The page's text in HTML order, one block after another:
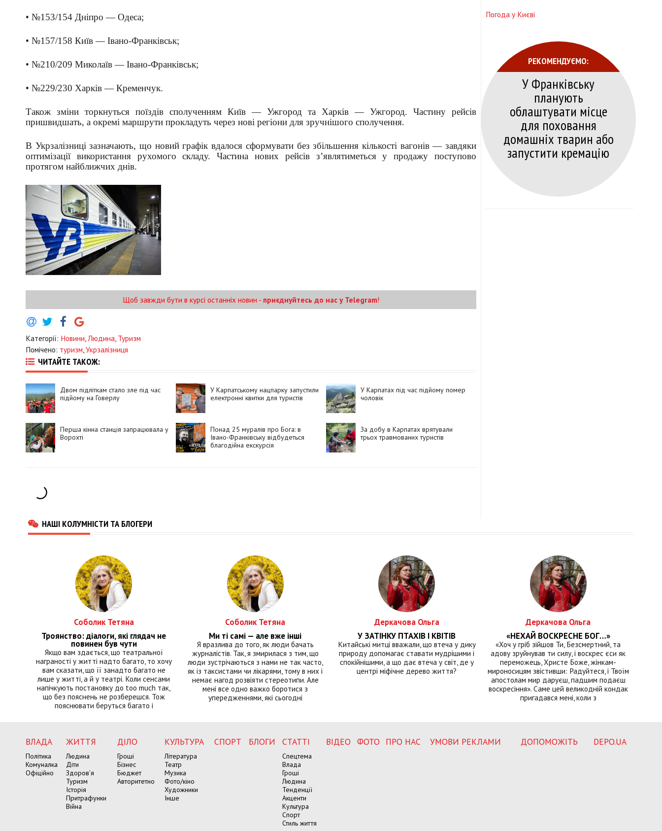
• №153/154 Дніпро — Одеса;
• №157/158 Київ — Івано-Франківськ;
• №210/209 Миколаїв — Івано-Франківськ;
• №229/230 Харків — Кременчук.
Також зміни торкнуться поїздів сполученням Київ — Ужгород та Харків — Ужгород. Частину рейсів
пришвидшать, а окремі маршрути прокладуть через нові регіони для зручнішого сполучення.
В Укрзалізниці зазначають, що новий графік вдалося сформувати без збільшення кількості вагонів — завдяки
оптимізації використання рухомого складу. Частина нових рейсів з’являтиметься у продажу поступово
протягом найближчих днів.
Щоб завжди бути в курсі останніх новин - приєднуйтесь до нас у Telegram!
Категорії: Новини,Людина, Туризм
Помічено: туризм,Укрзалізниця
ЧИТАЙТЕ ТАКОЖ:
Двом підліткам стало зле під час
підйому на Говерлу
У Карпатському нацпарку запустили
електронні квитки для туристів
У Карпатах під час підйому помер
чоловік
Перша кінна станція запрацювала у
Ворохті
Понад 25 муралів про Бога: в
Івано-Франківську відбудеться
благодійна екскурсія
За добу в Карпатах врятували
трьох травмованих туристів
Погода у Києві
РЕКОМЕНДУЄМО:
У Франківську
планують
облаштувати місце
для поховання
домашніх тварин або
запустити кремацію
НАШІ КОЛУМНІСТИ ТА БЛОГЕРИ
Соболик Тетяна
Троянство: діалоги, які глядач не
повинен був чути
Якщо вам здається, що театральної
награності у житті надто багато, то хочу
вам сказати, що її занадто багато не
лише у житті, а й у театрі. Коли сенсами
напічкують постановку до too much так,
що без пояснень не розберешся. Тож
пояснювати беруться багато і
Соболик Тетяна
Ми ті самі — але вже інші
Я вразлива до того, як люди бачать
журналістів. Так, я змирилася з тим, що
люди зустрічаються з нами не так часто,
як із таксистами чи лікарями, тому в них і
немає нагод розвіяти стереотипи. Але
мені все одно важко боротися з
упередженнями, які сьогодні
Деркачова Ольга
У ЗАТІНКУ ПТАХІВ І КВІТІВ
Китайські митці вважали, що втеча у дику
природу допомагає ставати мудрішими і
спокійнішими, а що дає втеча у світ, де у
центрі міфічне дерево життя?
Деркачова Ольга
«НЕХАЙ ВОСКРЕСНЕ БОГ…»
«Хоч у гріб зійшов Ти, Безсмертний, та
адову зруйнував ти силу, і воскрес єси як
переможець, Христе Боже, жінкам-
мироносицям звістивши: Радуйтеся, і Твоїм
апостолам мир даруєш, падшим подаєш
воскресіння». Саме цей великодній кондак
пригадався мені, коли з
ВЛАДА
Політика
Комуналка
Офіційно
ЖИТТЯ
Людина
Діти
Здоров’я
Туризм
Історія
Притрафунки
Війна
ДІЛО
Гроші
Бізнес
Бюджет
Авторитетно
КУЛЬТУРА
Література
Театр
Музика
Фото/кіно
Художники
Інше
СПОРТ БЛОГИ СТАТТІ
Спецтема
Влада
Гроші
Людина
Тенденції
Акценти
Культура
Спорт
Стиль життя
ВІДЕО ФОТО ПРО НАС УМОВИ РЕКЛАМИ ДОПОМОЖІТЬ DEPO.UA